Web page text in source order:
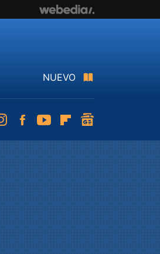
NUEVO
InstagramFacebookYoutubeFlipboard